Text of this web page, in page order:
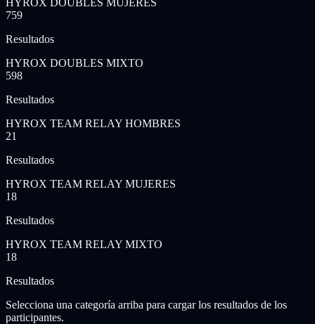
759
Resultados
HYROX DOUBLES MIXTO
598
Resultados
HYROX TEAM RELAY HOMBRES
21
Resultados
HYROX TEAM RELAY MUJERES
18
Resultados
HYROX TEAM RELAY MIXTO
18
Resultados
Selecciona una categoría arriba para cargar los resultados de los
participantes.